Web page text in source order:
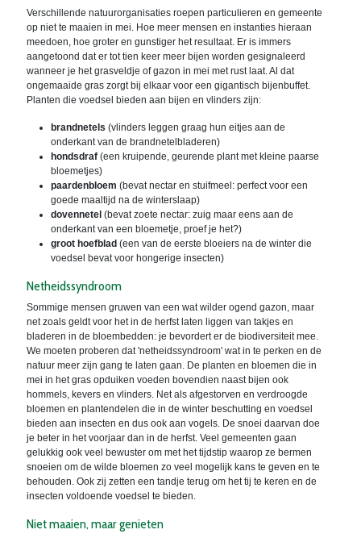
Verschillende natuurorganisaties roepen particulieren en gemeente
op niet te maaien in mei. Hoe meer mensen en instanties hieraan
meedoen, hoe groter en gunstiger het resultaat. Er is immers
aangetoond dat er tot tien keer meer bijen worden gesignaleerd
wanneer je het grasveldje of gazon in mei met rust laat. Al dat
ongemaaide gras zorgt bij elkaar voor een gigantisch bijenbuffet.
Planten die voedsel bieden aan bijen en vlinders zijn:
brandnetels (vlinders leggen graag hun eitjes aan de
onderkant van de brandnetelbladeren)
hondsdraf (een kruipende, geurende plant met kleine paarse
bloemetjes)
paardenbloem (bevat nectar en stuifmeel: perfect voor een
goede maaltijd na de winterslaap)
dovennetel (bevat zoete nectar: zuig maar eens aan de
onderkant van een bloemetje, proef je het?)
groot hoefblad (een van de eerste bloeiers na de winter die
voedsel bevat voor hongerige insecten)
Netheidssyndroom
Sommige mensen gruwen van een wat wilder ogend gazon, maar
net zoals geldt voor het in de herfst laten liggen van takjes en
bladeren in de bloembedden: je bevordert er de biodiversiteit mee.
We moeten proberen dat 'netheidssyndroom' wat in te perken en de
natuur meer zijn gang te laten gaan. De planten en bloemen die in
mei in het gras opduiken voeden bovendien naast bijen ook
hommels, kevers en vlinders. Net als afgestorven en verdroogde
bloemen en plantendelen die in de winter beschutting en voedsel
bieden aan insecten en dus ook aan vogels. De snoei daarvan doe
je beter in het voorjaar dan in de herfst. Veel gemeenten gaan
gelukkig ook veel bewuster om met het tijdstip waarop ze bermen
snoeien om de wilde bloemen zo veel mogelijk kans te geven en te
behouden. Ook zij zetten een tandje terug om het tij te keren en de
insecten voldoende voedsel te bieden.
Niet maaien, maar genieten